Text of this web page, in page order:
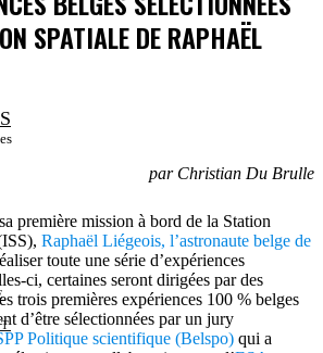
SPATIALE DE RAPHAËL
par Christian Du Brulle
première mission à bord de la Station
Raphaël Liégeois, l’astronaute belge de
toute une série d’expériences
ci, certaines seront dirigées par des
trois premières expériences 100 % belges
d’être sélectionnées par un jury
Politique scientifique (Belspo) qui a